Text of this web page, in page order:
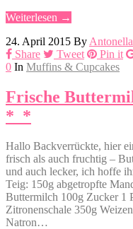
Weiterlesen →
24. April 2015 By Antonella
Share
Tweet Pin it
0 In Muffins & Cupcakes
Frische
*_*
Hallo Backverrückte, hier
frisch als auch fruchtig –
und auch lecker, ich hoffe
Teig: 150g abgetropfte
Buttermilch 100g Zucker 1
Zitronenschale 350g
Natron…